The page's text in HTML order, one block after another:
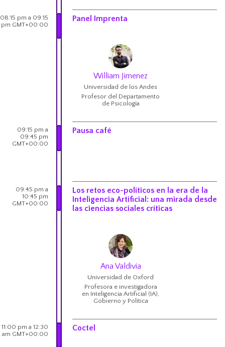
08:15 pm a 09:15
pm GMT+00:00
Panel Imprenta
William Jimenez
Universidad de los Andes
Profesor del Departamento
de Psicología
09:15 pm a
09:45 pm
GMT+00:00
Pausa café
09:45 pm a
10:45 pm
GMT+00:00
Los retos eco-políticos en la era de la
Inteligencia Artificial: una mirada desde
las ciencias sociales críticas
Ana Valdivia
Universidad de Oxford
Profesora e investigadora
en Inteligencia Artificial (IA),
Gobierno y Política
11:00 pm a 12:30
am GMT+00:00
Coctel